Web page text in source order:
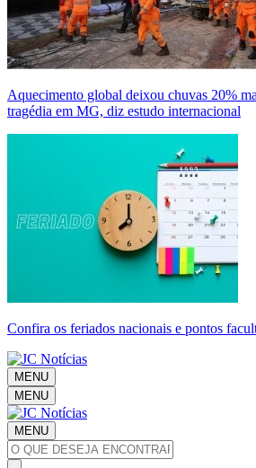
Aquecimento global deixou chuvas 20%
tragédia em MG, diz estudo internacional
Confira os feriados nacionais e pontos
MENU
MENU
MENU